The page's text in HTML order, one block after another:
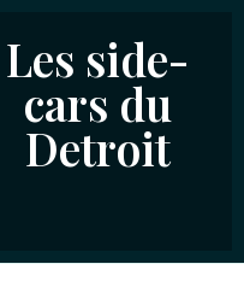
Les side-
cars du
Detroit